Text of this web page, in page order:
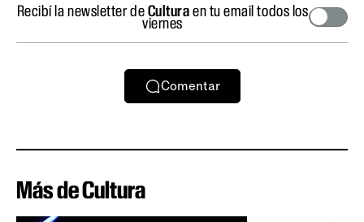
Recibí la newsletter deCulturaen tu email todos los
viernes
Comentar
Más de Cultura